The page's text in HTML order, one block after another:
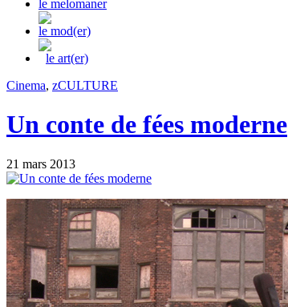
le melomaner
le mod(er)
le art(er)
Cinema, zCULTURE
Un conte de fées moderne
21 mars 2013